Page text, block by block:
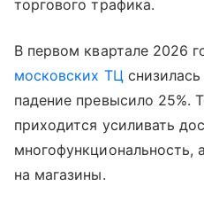
торгового трафика.
В первом квартале 2026
московских ТЦ
падение превысило 25%.
приходится усиливать
многофункциональность,
на магазины.